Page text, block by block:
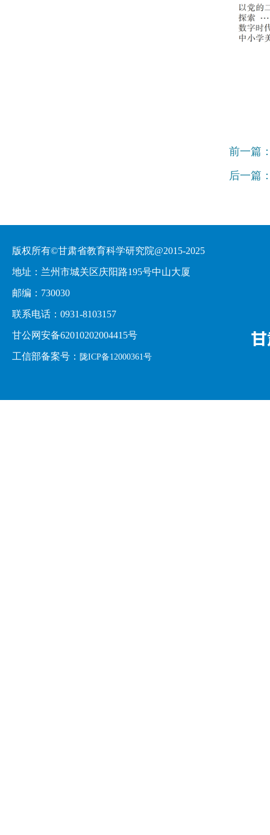
前一篇
后一篇
版权所有©甘肃省教育科学研究院@2015-2025
地址：兰州市城关区庆阳路195号中山大厦
邮编：730030
联系电话：0931-8103157
甘公网安备62010202004415号
工信部备案号： 陇ICP备12000361号